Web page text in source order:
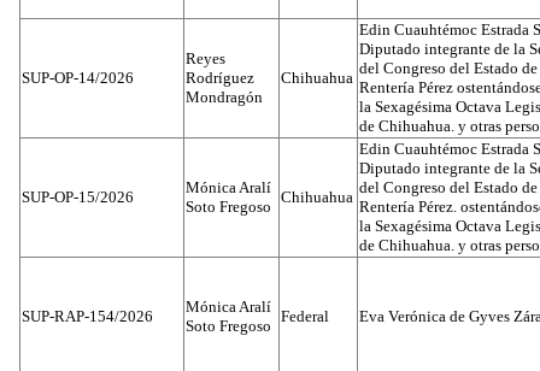
SUP-OP-14/2026
Reyes
Rodríguez
Mondragón
Chihuahua
Edin Cuauhtémoc Estrada
Diputado integrante de la
del Congreso del Estado
Rentería Pérez
la Sexagésima Octava
de Chihuahua. y otras
SUP-OP-15/2026
Mónica Aralí
Soto Fregoso
Chihuahua
Edin Cuauhtémoc Estrada
Diputado integrante de la
del Congreso del Estado
Rentería Pérez.
la Sexagésima Octava
de Chihuahua. y otras
SUP-RAP-154/2026
Mónica Aralí
Soto Fregoso
Federal Eva Verónica de Gyves